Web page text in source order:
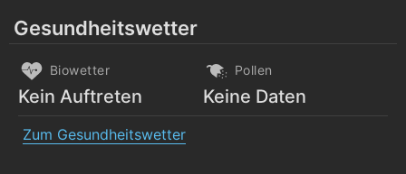
Gesundheitswetter
Biowetter
Kein Auftreten
Pollen
Keine Daten
Zum Gesundheitswetter